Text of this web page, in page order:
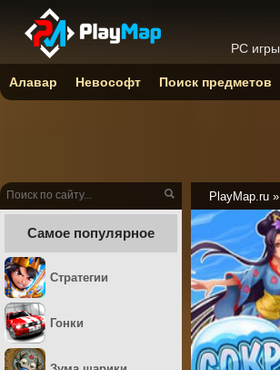
PlayMap.ru »
Самое популярное
Стратегии
Гонки
PC игры
Алавар Невософт Поиск предметов